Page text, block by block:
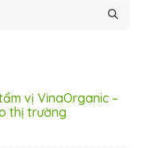
vị VinaOrganic –
thị trường